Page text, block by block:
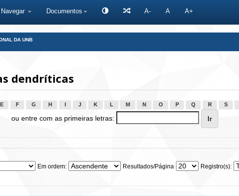
Navegar Documentos A- A A+
DA UNB
dendríticas
E F G H J K L M N O P Q R S
ou entre com as primeiras letras:
Em ordem: Resultados/Página Registro(s):